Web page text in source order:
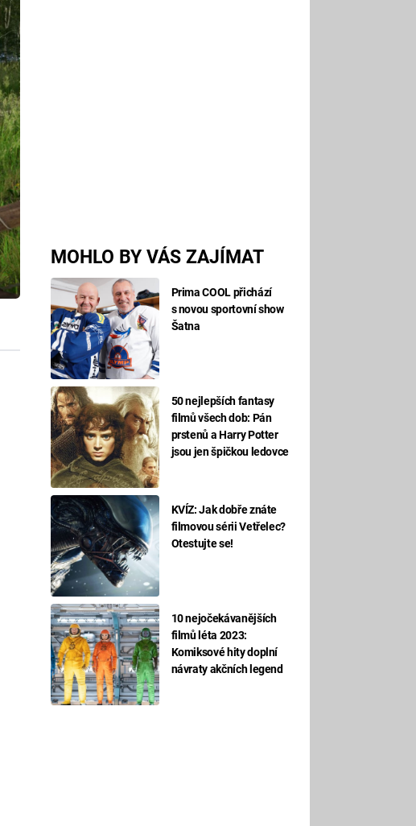
MOHLO BY VÁS ZAJÍMAT
Prima COOL přichází
s novou sportovní show
Šatna
50 nejlepších fantasy
filmů všech dob: Pán
prstenů a Harry Potter
jsou jen špičkou ledovce
KVÍZ: Jak dobře znáte
filmovou sérii Vetřelec?
Otestujte se!
10 nejočekávanějších
filmů léta 2023:
Komiksové hity doplní
návraty akčních legend